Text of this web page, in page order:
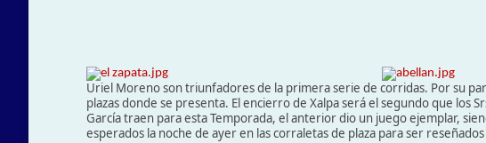
Uriel Moreno son triunfadores de la primera serie de corridas. Por su
plazas donde se presenta. El encierro de Xalpa será el segundo que los
García traen para esta Temporada, el anterior dio un juego ejemplar,
esperados la noche de ayer en las corraletas de plaza para ser